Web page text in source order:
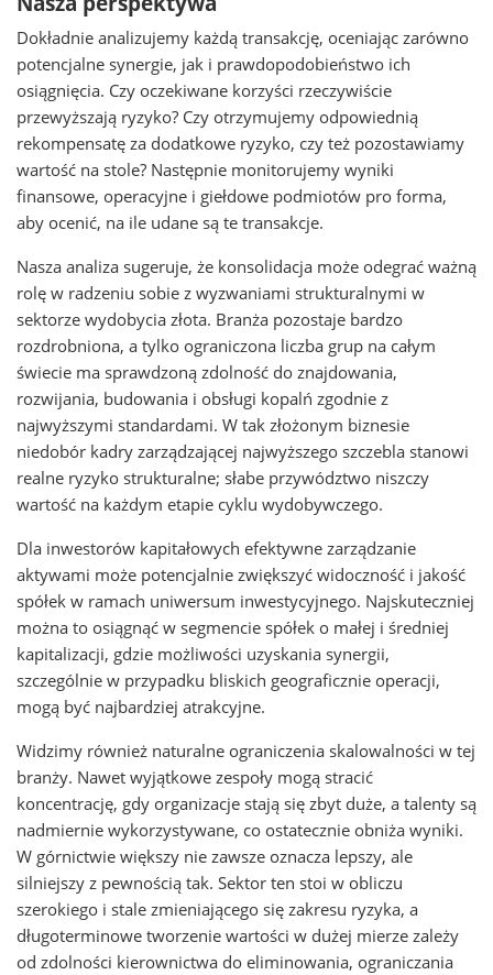
Dokładnie analizujemy każdą transakcję, oceniając zarówno
potencjalne synergie, jak i prawdopodobieństwo ich
osiągnięcia. Czy oczekiwane korzyści rzeczywiście
przewyższają ryzyko? Czy otrzymujemy odpowiednią
rekompensatę za dodatkowe ryzyko, czy też pozostawiamy
wartość na stole? Następnie monitorujemy wyniki
finansowe, operacyjne i giełdowe podmiotów pro forma,
aby ocenić, na ile udane są te transakcje.
Nasza analiza sugeruje, że konsolidacja może odegrać ważną
rolę w radzeniu sobie z wyzwaniami strukturalnymi w
sektorze wydobycia złota. Branża pozostaje bardzo
rozdrobniona, a tylko ograniczona liczba grup na całym
świecie ma sprawdzoną zdolność do znajdowania,
rozwijania, budowania i obsługi kopalń zgodnie z
najwyższymi standardami. W tak złożonym biznesie
niedobór kadry zarządzającej najwyższego szczebla stanowi
realne ryzyko strukturalne; słabe przywództwo niszczy
wartość na każdym etapie cyklu wydobywczego.
Dla inwestorów kapitałowych efektywne zarządzanie
aktywami może potencjalnie zwiększyć widoczność i jakość
spółek w ramach uniwersum inwestycyjnego. Najskuteczniej
można to osiągnąć w segmencie spółek o małej i średniej
kapitalizacji, gdzie możliwości uzyskania synergii,
szczególnie w przypadku bliskich geograficznie operacji,
mogą być najbardziej atrakcyjne.
Widzimy również naturalne ograniczenia skalowalności w tej
branży. Nawet wyjątkowe zespoły mogą stracić
koncentrację, gdy organizacje stają się zbyt duże, a talenty są
nadmiernie wykorzystywane, co ostatecznie obniża wyniki.
W górnictwie większy nie zawsze oznacza lepszy, ale
silniejszy z pewnością tak. Sektor ten stoi w obliczu
szerokiego i stale zmieniającego się zakresu ryzyka, a
długoterminowe tworzenie wartości w dużej mierze zależy
od zdolności kierownictwa do eliminowania, ograniczania